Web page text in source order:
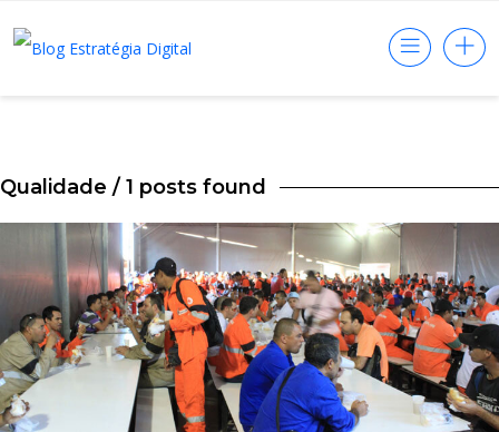
Qualidade / 1 posts found